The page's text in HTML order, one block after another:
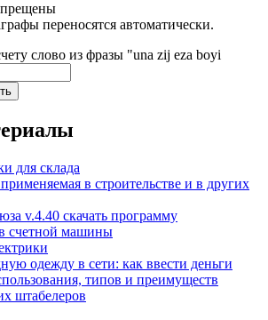
переносятся автоматически.
слово из фразы "una zij eza boyi
для склада
в строительстве и в других
v.4.40 скачать программу
счетной машины
одежду в сети: как ввести деньги
типов и преимуществ
штабелеров